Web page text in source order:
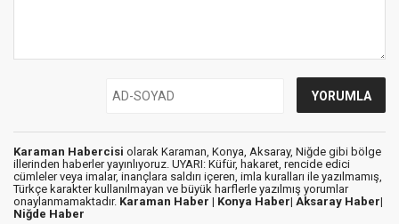
Karaman Habercisi olarak Karaman, Konya, Aksaray, Niğde gibi bölge
illerinden haberler yayınlıyoruz. UYARI: Küfür, hakaret, rencide edici
cümleler veya imalar, inançlara saldırı içeren, imla kuralları ile yazılmamış,
Türkçe karakter kullanılmayan ve büyük harflerle yazılmış yorumlar
onaylanmamaktadır. Karaman Haber | Konya Haber| Aksaray Haber|
Niğde Haber